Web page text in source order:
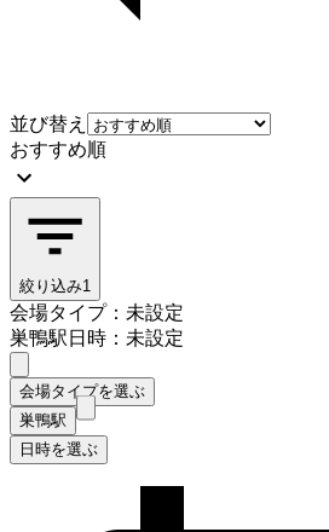
並び替え
おすすめ順
絞り込み1
会場タイプ：未設定
巣鴨駅日時：未設定
会場タイプを選ぶ
巣鴨駅
日時を選ぶ